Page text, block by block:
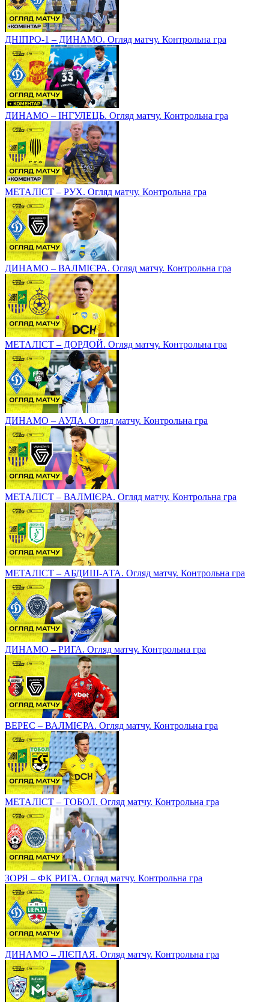
ДНІПРО-1 – ДИНАМО. Огляд матчу. Контрольна гра
ДИНАМО – ІНГУЛЕЦЬ. Огляд матчу. Контрольна гра
МЕТАЛІСТ – РУХ. Огляд матчу. Контрольна гра
ДИНАМО – ВАЛМІЄРА. Огляд матчу. Контрольна гра
МЕТАЛІСТ – ДОРДОЙ. Огляд матчу. Контрольна гра
ДИНАМО – АУДА. Огляд матчу. Контрольна гра
МЕТАЛІСТ – ВАЛМІЄРА. Огляд матчу. Контрольна гра
МЕТАЛІСТ – АБДИШ-АТА. Огляд матчу. Контрольна гра
ДИНАМО – РИГА. Огляд матчу. Контрольна гра
ВЕРЕС – ВАЛМІЄРА. Огляд матчу. Контрольна гра
МЕТАЛІСТ – ТОБОЛ. Огляд матчу. Контрольна гра
ЗОРЯ – ФК РИГА. Огляд матчу. Контрольна гра
ДИНАМО – ЛІЄПАЯ. Огляд матчу. Контрольна гра